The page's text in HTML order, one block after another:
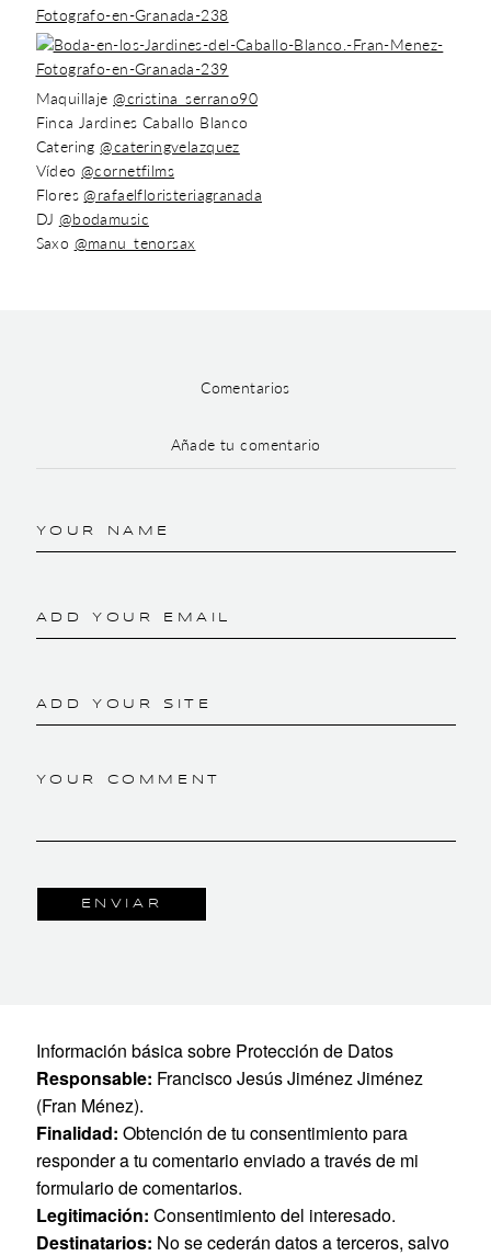
Maquillaje@cristina_serrano90
Finca Jardines Caballo Blanco
Catering@cateringvelazquez
Vídeo@cornetfilms
Flores@rafaelfloristeriagranada
DJ @bodamusic
Saxo @manu_tenorsax
Comentarios
Añade tu comentario
YOUR NAME
ADD YOUR EMAIL
ADD YOUR SITE
YOUR COMMENT
Información básica sobre Protección de Datos
Responsable: Francisco Jesús Jiménez Jiménez
(Fran Ménez).
Finalidad: Obtención de tu consentimiento para
responder a tu comentario enviado a través de mi
formulario de comentarios.
Legitimación: Consentimiento del interesado.
Destinatarios: No se cederán datos a terceros, salvo